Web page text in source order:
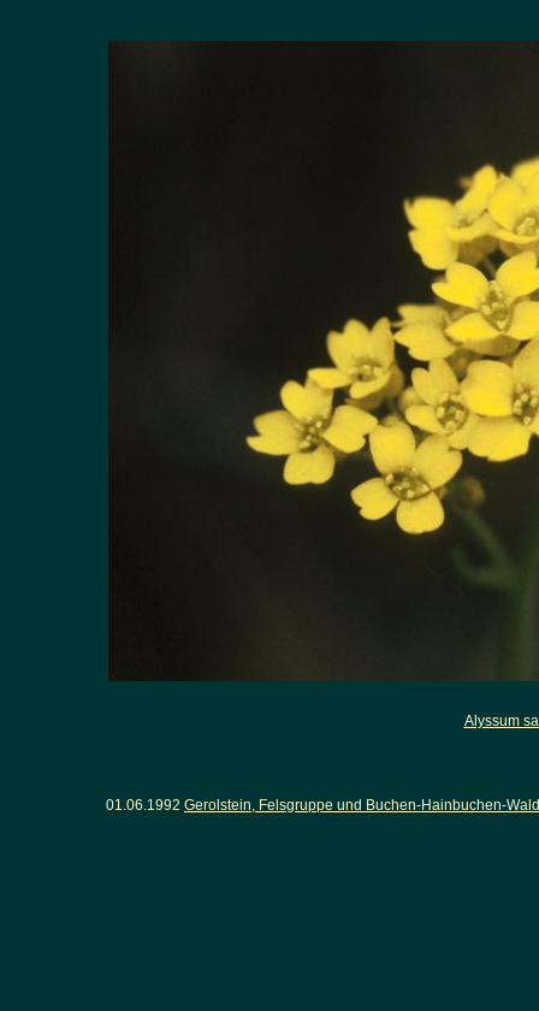
Alyssum
01.06.1992 Gerolstein, Felsgruppe und Buchen-Hainbuchen-